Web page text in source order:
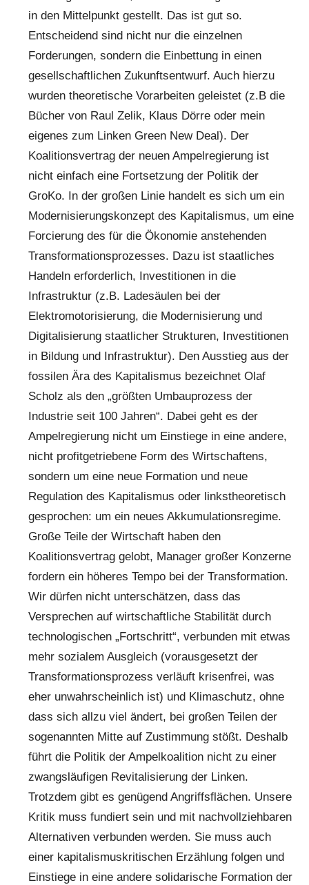
in den Mittelpunkt gestellt. Das ist gut so.
Entscheidend sind nicht nur die einzelnen
Forderungen, sondern die Einbettung in einen
gesellschaftlichen Zukunftsentwurf. Auch hierzu
wurden theoretische Vorarbeiten geleistet (z.B die
Bücher von Raul Zelik, Klaus Dörre oder mein
eigenes zum Linken Green New Deal). Der
Koalitionsvertrag der neuen Ampelregierung ist
nicht einfach eine Fortsetzung der Politik der
GroKo. In der großen Linie handelt es sich um ein
Modernisierungskonzept des Kapitalismus, um eine
Forcierung des für die Ökonomie anstehenden
Transformationsprozesses. Dazu ist staatliches
Handeln erforderlich, Investitionen in die
Infrastruktur (z.B. Ladesäulen bei der
Elektromotorisierung, die Modernisierung und
Digitalisierung staatlicher Strukturen, Investitionen
in Bildung und Infrastruktur). Den Ausstieg aus der
fossilen Ära des Kapitalismus bezeichnet Olaf
Scholz als den „größten Umbauprozess der
Industrie seit 100 Jahren“. Dabei geht es der
Ampelregierung nicht um Einstiege in eine andere,
nicht profitgetriebene Form des Wirtschaftens,
sondern um eine neue Formation und neue
Regulation des Kapitalismus oder linkstheoretisch
gesprochen: um ein neues Akkumulationsregime.
Große Teile der Wirtschaft haben den
Koalitionsvertrag gelobt, Manager großer Konzerne
fordern ein höheres Tempo bei der Transformation.
Wir dürfen nicht unterschätzen, dass das
Versprechen auf wirtschaftliche Stabilität durch
technologischen „Fortschritt“, verbunden mit etwas
mehr sozialem Ausgleich (vorausgesetzt der
Transformationsprozess verläuft krisenfrei, was
eher unwahrscheinlich ist) und Klimaschutz, ohne
dass sich allzu viel ändert, bei großen Teilen der
sogenannten Mitte auf Zustimmung stößt. Deshalb
führt die Politik der Ampelkoalition nicht zu einer
zwangsläufigen Revitalisierung der Linken.
Trotzdem gibt es genügend Angriffsflächen. Unsere
Kritik muss fundiert sein und mit nachvollziehbaren
Alternativen verbunden werden. Sie muss auch
einer kapitalismuskritischen Erzählung folgen und
Einstiege in eine andere solidarische Formation der